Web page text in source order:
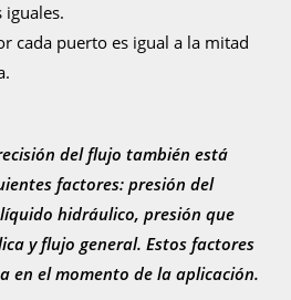
cada puerto es igual a la mitad
del flujo también está
factores: presión del
hidráulico, presión que
y flujo general. Estos factores
en el momento de la aplicación.